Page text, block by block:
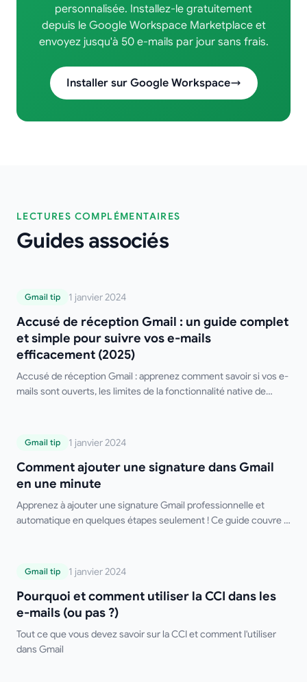
personnalisée. Installez-le gratuitement
depuis le Google Workspace Marketplace et
envoyez jusqu'à 50 e-mails par jour sans frais.
Installer sur Google Workspace
LECTURES COMPLÉMENTAIRES
Guides associés
Accusé de réception Gmail : un guide
efficacement (2025)
Gmail tip 1 janvier 2024
Accusé de réception Gmail : un guide complet
et simple pour suivre vos e-mails
efficacement (2025)
Accusé de réception Gmail : apprenez comment savoir si vos e-
mails sont ouverts, les limites de la fonctionnalité native de
Comment ajouter une signature dans
Gmail tip 1 janvier 2024
Comment ajouter une signature dans Gmail
en une minute
Apprenez à ajouter une signature Gmail professionnelle et
automatique en quelques étapes seulement ! Ce guide couvre la
la saisie manuelle de votre signature !
Pourquoi et comment utiliser la CCI dans
Gmail tip 1 janvier 2024
Pourquoi et comment utiliser la CCI dans les
e-mails (ou pas ?)
Tout ce que vous devez savoir sur la CCI et comment l'utiliser
dans Gmail